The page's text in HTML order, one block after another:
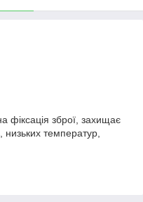
фіксація зброї, захищає
температур,